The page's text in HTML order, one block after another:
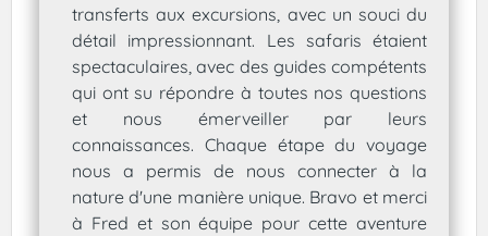
transferts aux excursions, avec un souci du
détail impressionnant. Les safaris étaient
spectaculaires, avec des guides compétents
qui ont su répondre à toutes nos questions
et nous émerveiller par leurs
connaissances. Chaque étape du voyage
nous a permis de nous connecter à la
nature d'une manière unique. Bravo et merci
à Fred et son équipe pour cette aventure